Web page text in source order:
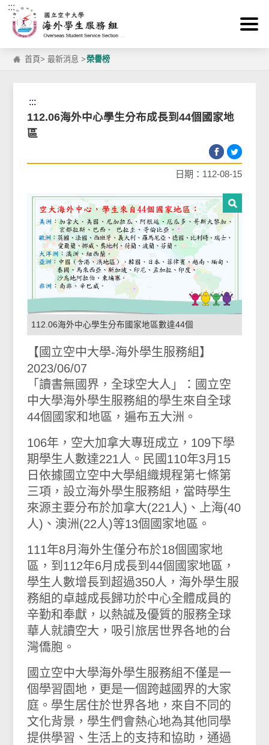
跳到主要內容區塊
:::
首頁>最新消息 >榮譽榜
:::
112.06海外中心學生分布成長到44個國家地
區
日期：112-08-15
112.06海外中心學生分布國家地區數達44個
【國立空中大學-海外學生服務組】
2023/06/07
「讀書無國界，全球空大人」：國立空
中大學海外學生服務組的學生來自全球
44個國家和地區，遍布五大洲。
106年，空大加拿大專班成立，109下學
期學生人數達221人。民國110年3月15
日依據國立空中大學組織規程第七條第
三項，設立海外學生服務組，當時學生
來源主要分布於加拿大(221人)、
上海(40
人) 、 澳洲(22人)等13個國家地區 。
111年8月海外生僅分布於18個國家地
區，到112年6月成長到44個國家地區，
學生人數增長到超過350人，海外學生服
務組的卓越成長歸功於中心全體成員的
辛勤和奉獻，以熱誠及優質的服務全球
華人就讀空大，吸引旅居世界各地的台
灣僑胞。
國立空中大學海外學生服務組不僅是一
個學習園地，更是一個跨越國界的大家
庭。學生居住於世界各地，來自不同的
文化背景，學生們會熱心地為其他同學
提供學習、生活上的支持和協助，通過